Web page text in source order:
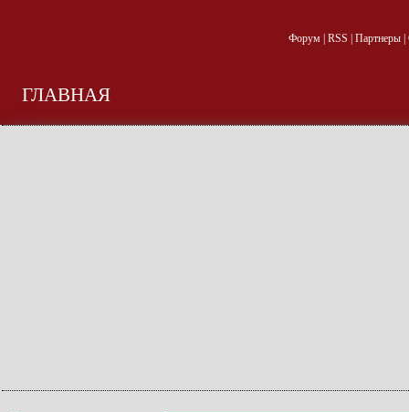
Форум| RSS Партнеры|
ГЛАВНАЯ